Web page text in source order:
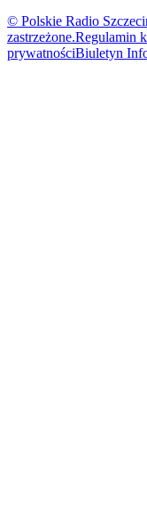
© Polskie Radio
zastrzeżone.Regulamin
prywatnościBiuletyn